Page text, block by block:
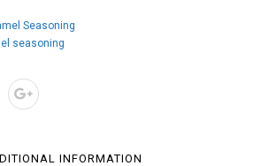
Seasoning
seasoning
INFORMATION